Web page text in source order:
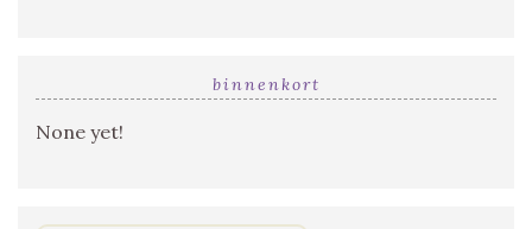
binnenkort
None yet!